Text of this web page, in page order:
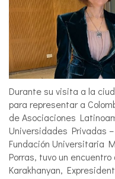
Durante su visita a la
para representar a
de Asociaciones
Universidades Privadas –
Fundación Universitaria
Porras, tuvo un
Karakhanyan,